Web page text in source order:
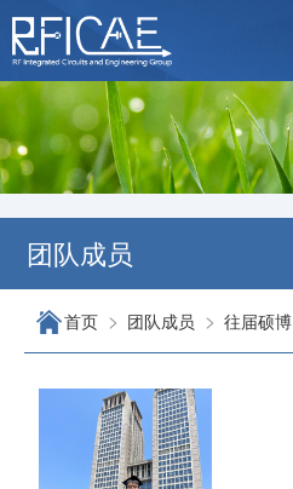
团队成员
首页 > 团队成员 > 往届硕博